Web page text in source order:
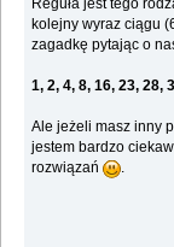
Reguła jest tego
kolejny wyraz ciągu
zagadkę pytając o
1, 2, 4, 8, 16, 23, 28,
Ale jeżeli masz inny
jestem bardzo
rozwiązań
.